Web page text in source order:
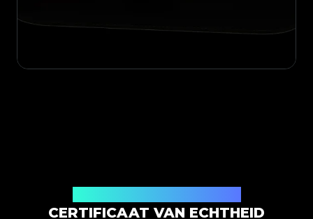
CERTIFICAAT VAN ECHTHEID